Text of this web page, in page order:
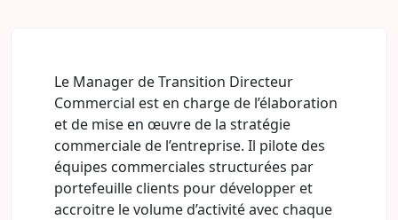
Le Manager de Transition Directeur
Commercial est en charge de l’élaboration
et de mise en œuvre de la stratégie
commerciale de l’entreprise. Il pilote des
équipes commerciales structurées par
portefeuille clients pour développer et
accroitre le volume d’activité avec chaque